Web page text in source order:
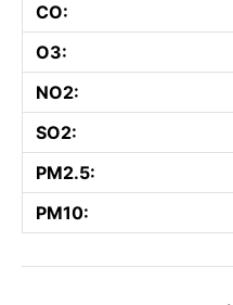
CO:
O3:
NO2:
SO2:
PM2.5:
PM10: